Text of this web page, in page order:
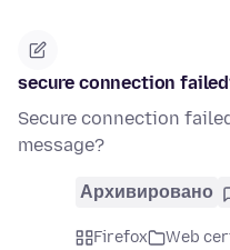
secure connection
Secure connection
message?
Архивировано
Firefox
Web